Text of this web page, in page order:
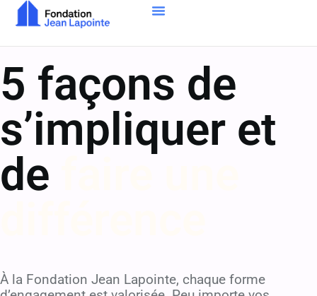
5 façons de
s’impliquer et
de
À la Fondation Jean Lapointe, chaque forme